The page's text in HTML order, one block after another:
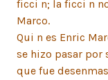
ficci n; la ficci n
Marco.
Qui n es Enric
se hizo pasar por
que fue